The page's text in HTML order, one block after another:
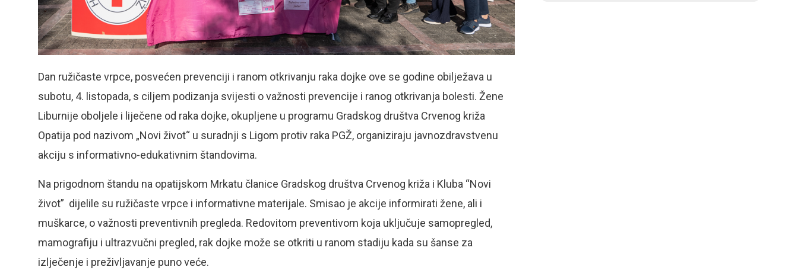
Dan ružičaste vrpce, posvećen prevenciji i ranom otkrivanju raka dojke ove se godine obilježava u
subotu, 4. listopada, s ciljem podizanja svijesti o važnosti prevencije i ranog otkrivanja bolesti. Žene
Liburnije oboljele i liječene od raka dojke, okupljene u programu Gradskog društva Crvenog križa
Opatija pod nazivom „Novi život“ u suradnji s Ligom protiv raka PGŽ, organiziraju javnozdravstvenu
akciju s informativno-edukativnim štandovima.
Na prigodnom štandu na opatijskom Mrkatu članice Gradskog društva Crvenog križa i Kluba “Novi
život” dijelile su ružičaste vrpce i informativne materijale. Smisao je akcije informirati žene, ali i
muškarce, o važnosti preventivnih pregleda. Redovitom preventivom koja uključuje samopregled,
mamografiju i ultrazvučni pregled, rak dojke može se otkriti u ranom stadiju kada su šanse za
izlječenje i preživljavanje puno veće.